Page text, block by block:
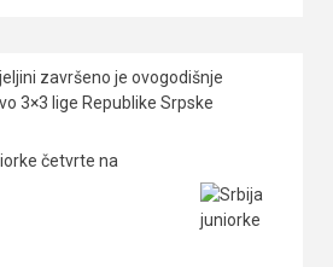
završeno je ovogodišnje
3×3 lige Republike Srpske
četvrte na